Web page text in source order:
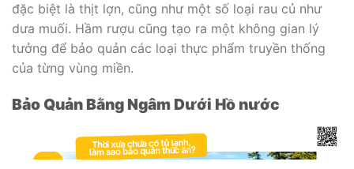
đặc biệt là thịt lợn, cũng như một số loại rau củ như
dưa muối. Hầm rượu cũng tạo ra một không gian lý
tưởng để bảo quản các loại thực phẩm truyền thống
của từng vùng miền.
Bảo Quản Bằng Ngâm Dưới Hồ nước